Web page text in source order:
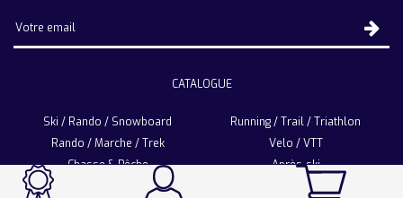
CATALOGUE
Ski / Rando / Snowboard
Running / Trail / Triathlon
Rando / Marche / Trek
Velo / VTT
Chasse & Pêche
Après-ski
Sport Fashion